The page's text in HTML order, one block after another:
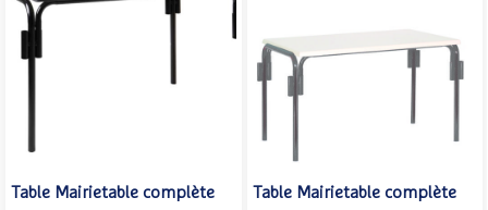
Table Mairietable complète
Table Mairietable complète